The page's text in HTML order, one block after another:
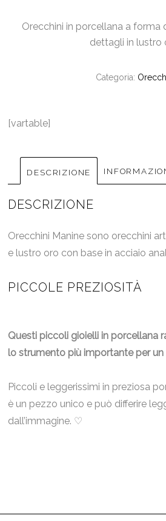
Orecchini in porcellana a forma
dettagli in lustro
Categoria:
[vartable]
DESCRIZIONE
DESCRIZIONE
Orecchini Manine sono orecchini
e lustro oro con base in acciaio
PICCOLE PREZIOSITÀ
Questi piccoli gioielli in porcellana
lo strumento più importante per un
Piccoli e leggerissimi in preziosa
è un pezzo unico e può differire
dall’immagine. ♡